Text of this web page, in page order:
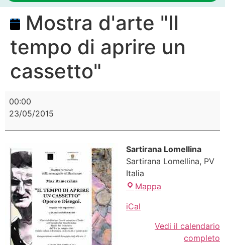
Mostra d'arte "Il
tempo di aprire un
cassetto"
00:00
23/05/2015
Sartirana Lomellina
Sartirana Lomellina, PV
Italia
Mappa
iCal
Vedi il calendario
completo